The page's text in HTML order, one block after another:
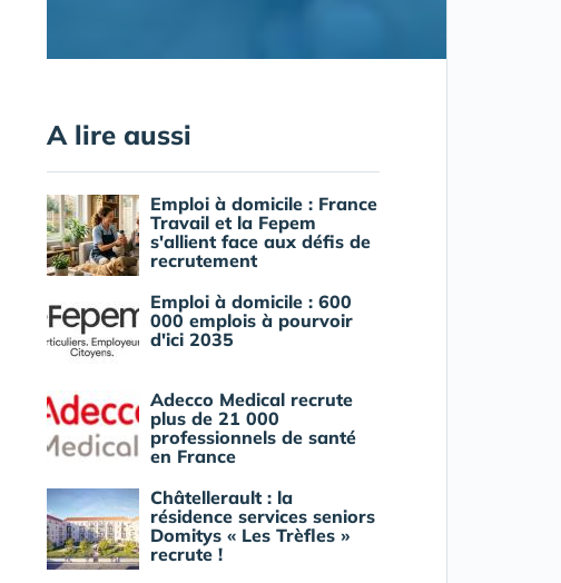
A lire aussi
Emploi à domicile : France
Travail et la Fepem
s'allient face aux défis de
recrutement
Emploi à domicile : 600
000 emplois à pourvoir
d'ici 2035
Adecco Medical recrute
plus de 21 000
professionnels de santé
en France
Châtellerault : la
résidence services seniors
Domitys « Les Trèfles »
recrute !